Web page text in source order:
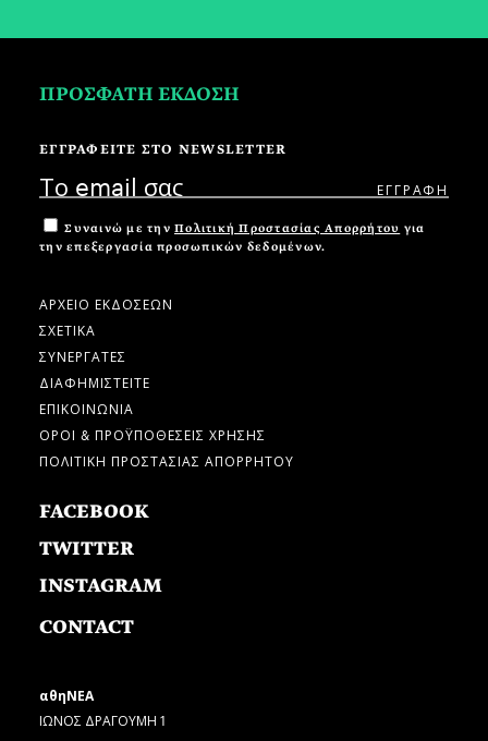
ΠΡΟΣΦΑΤΗ ΕΚΔΟΣΗ
ΕΓΓΡΑΦΕΙΤΕ ΣΤΟ NEWSLETTER
Συναινώ με την Πολιτική Προστασίας Απορρήτου για
την επεξεργασία προσωπικών δεδομένων.
ΑΡΧΕΙΟ ΕΚΔΟΣΕΩΝ
ΣΧΕΤΙΚΑ
ΣΥΝΕΡΓΑΤΕΣ
ΔΙΑΦΗΜΙΣΤΕΙΤΕ
ΕΠΙΚΟΙΝΩΝΙΑ
ΟΡΟΙ & ΠΡΟΫΠΟΘΕΣΕΙΣ ΧΡΗΣΗΣ
ΠΟΛΙΤΙΚΗ ΠΡΟΣΤΑΣΙΑΣ ΑΠΟΡΡΗΤΟΥ
FACEBOOK
TWITTER
INSTAGRAM
CONTACT
αθηΝΕΑ
ΙΩΝΟΣ ΔΡΑΓΟΥΜΗ 1